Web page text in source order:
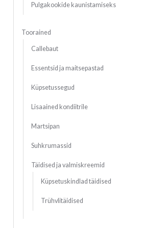
Pulgakookide kaunistamiseks
Toorained
Callebaut
Essentsid ja maitsepastad
Küpsetussegud
Lisaained kondiitrile
Martsipan
Suhkrumassid
Täidised ja valmiskreemid
Küpsetuskindlad täidised
Trühvlitäidised